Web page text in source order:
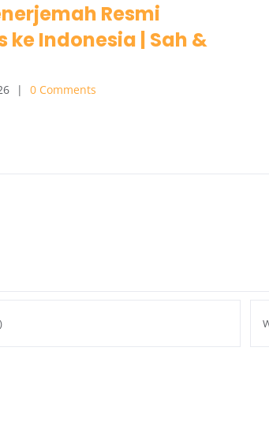
Resmi
ke Indonesia | Sah &
| 0 Comments